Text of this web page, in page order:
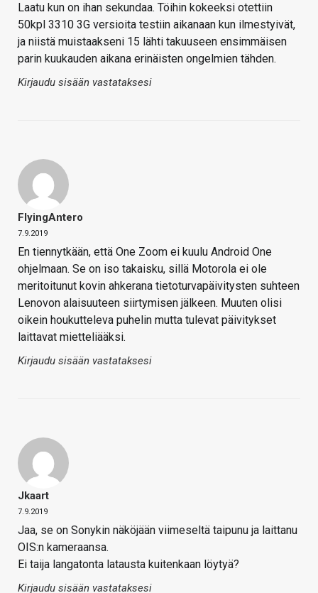
Laatu kun on ihan sekundaa. Töihin kokeeksi otettiin
50kpl 3310 3G versioita testiin aikanaan kun ilmestyivät,
ja niistä muistaakseni 15 lähti takuuseen ensimmäisen
parin kuukauden aikana erinäisten ongelmien tähden.
Kirjaudu sisään vastataksesi
FlyingAntero
7.9.2019
En tiennytkään, että One Zoom ei kuulu Android One
ohjelmaan. Se on iso takaisku, sillä Motorola ei ole
meritoitunut kovin ahkerana tietoturvapäivitysten suhteen
Lenovon alaisuuteen siirtymisen jälkeen. Muuten olisi
oikein houkutteleva puhelin mutta tulevat päivitykset
laittavat mietteliääksi.
Kirjaudu sisään vastataksesi
Jkaart
7.9.2019
Jaa, se on Sonykin näköjään viimeseltä taipunu ja laittanu
OIS:n kameraansa.
Ei taija langatonta latausta kuitenkaan löytyä?
Kirjaudu sisään vastataksesi